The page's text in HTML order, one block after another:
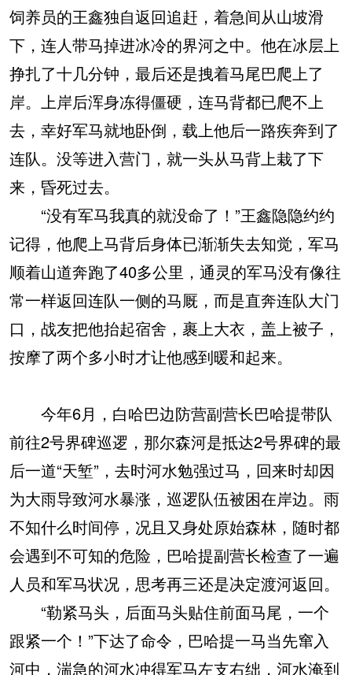
饲养员的王鑫独自返回追赶，着急间从山坡滑
下，连人带马掉进冰冷的界河之中。他在冰层上
挣扎了十几分钟，最后还是拽着马尾巴爬上了
岸。上岸后浑身冻得僵硬，连马背都已爬不上
去，幸好军马就地卧倒，载上他后一路疾奔到了
连队。没等进入营门，就一头从马背上栽了下
来，昏死过去。
“没有军马我真的就没命了！”王鑫隐隐约约
记得，他爬上马背后身体已渐渐失去知觉，军马
顺着山道奔跑了40多公里，通灵的军马没有像往
常一样返回连队一侧的马厩，而是直奔连队大门
口，战友把他抬起宿舍，裹上大衣，盖上被子，
按摩了两个多小时才让他感到暖和起来。
今年6月，白哈巴边防营副营长巴哈提带队
前往2号界碑巡逻，那尔森河是抵达2号界碑的最
后一道“天堑”，去时河水勉强过马，回来时却因
为大雨导致河水暴涨，巡逻队伍被困在岸边。雨
不知什么时间停，况且又身处原始森林，随时都
会遇到不可知的危险，巴哈提副营长检查了一遍
人员和军马状况，思考再三还是决定渡河返回。
“勒紧马头，后面马头贴住前面马尾，一个
跟紧一个！”下达了命令，巴哈提一马当先窜入
河中，湍急的河水冲得军马左支右绌，河水淹到